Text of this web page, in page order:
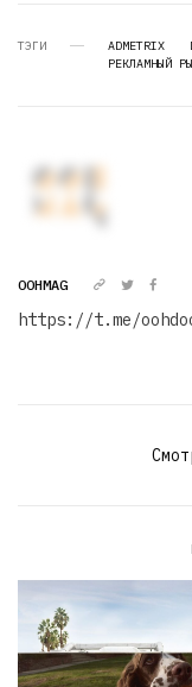
ТЭГИ ADMETRIX
РЕКЛАМНЫЙ
OOHMAG
https://t.me/